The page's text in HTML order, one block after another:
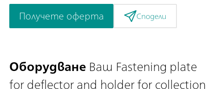
Получете оферта Сподели
Оборудване Ваш Fastening plate
for deflector and holder for collection